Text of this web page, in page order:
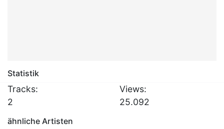
Statistik
Tracks:
2
Views:
25.092
ähnliche Artisten